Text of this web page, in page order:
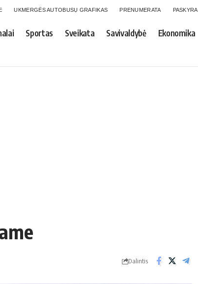
UKMERGĖS AUTOBUSŲ GRAFIKAS PRENUMERATA PASKYRA
Sportas Sveikata Savivaldybė Ekonomika
Dalintis